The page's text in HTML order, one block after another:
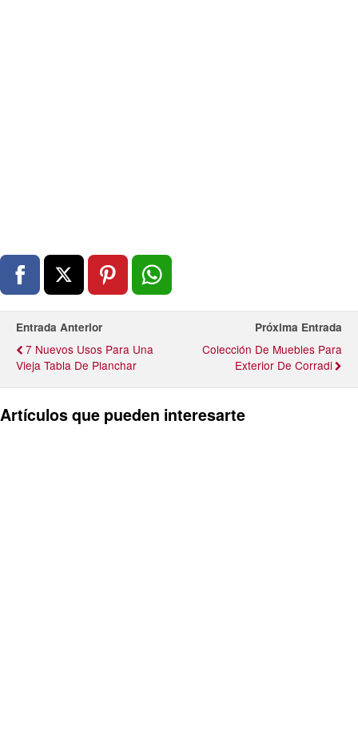
Entrada Anterior
7 Nuevos Usos Para Una
Vieja Tabla De Planchar
Próxima Entrada
Colección De Muebles Para
Exterior De Corradi
Artículos que pueden interesarte